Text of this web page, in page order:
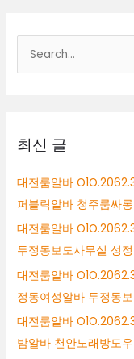
색
최신 글
대전룸알바
퍼블릭알바 청주룸싸
대전룸알바
두정동보도사무실 성
대전룸알바
정동여성알바 두정동
대전룸알바
밤알바 천안노래방도